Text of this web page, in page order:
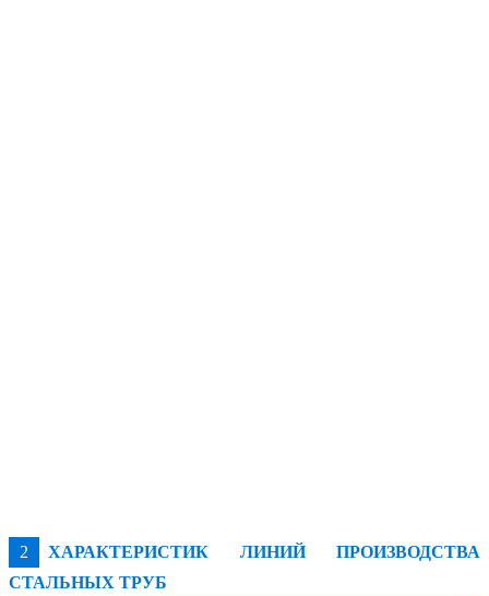
2
ХАРАКТЕРИСТИК ЛИНИЙ ПРОИЗВОДСТВА
СТАЛЬНЫХ ТРУБ